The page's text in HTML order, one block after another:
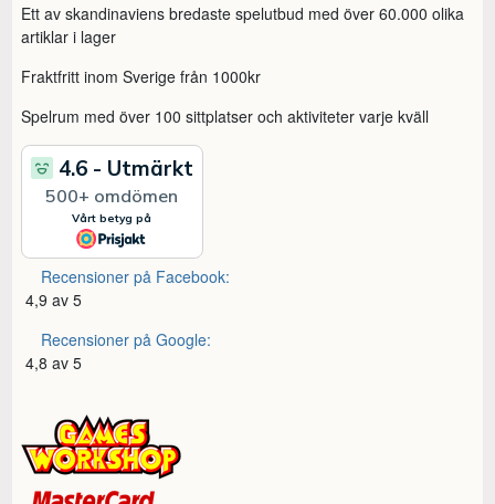
Ett av skandinaviens bredaste spelutbud med över 60.000 olika
artiklar i lager
Fraktfritt inom Sverige från 1000kr
Spelrum med över 100 sittplatser och aktiviteter varje kväll
Recensioner på Facebook:
4,9 av 5
Recensioner på Google:
4,8 av 5